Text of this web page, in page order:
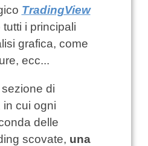
TradingView
i principali
grafica, come
ecc...
di
cui ogni
delle
scovate, una